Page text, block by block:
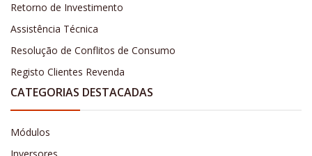
Retorno de Investimento
Assistência Técnica
Resolução de Conflitos de Consumo
Registo Clientes Revenda
CATEGORIAS DESTACADAS
Módulos